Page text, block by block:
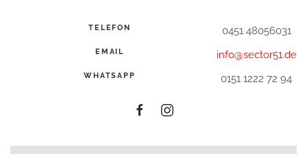
TELEFON 0451 48056031
EMAIL info@sector51.de
WHATSAPP 0151 1222 72 94